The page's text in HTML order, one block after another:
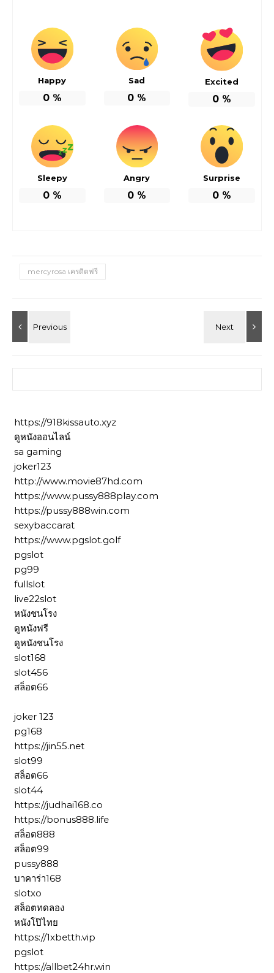
Happy
0%
Sad
0 %
Excited
0 %
Sleepy
0%
Angry
0 %
Surprise
0 %
mercyrosa เครดิตฟรี
https://918kissauto.xyz
ดูหนังออนไลน์
sa gaming
joker123
http://www.movie87hd.com
https://www.pussy888play.com
https://pussy888win.com
sexybaccarat
https://www.pgslot.golf
pgslot
pg99
fullslot
live22slot
หนังชนโรง
ดูหนังฟรี
ดูหนังชนโรง
slot168
slot456
สล็อต66
joker 123
pg168
https://jin55.net
slot99
สล็อต66
slot44
https://judhai168.co
https://bonus888.life
สล็อต888
สล็อต99
pussy888
บาคาร่า168
slotxo
สล็อตทดลอง
หนังโป๊ไทย
https://1xbetth.vip
pgslot
https://allbet24hr.win